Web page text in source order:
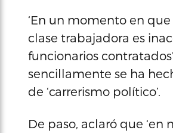
‘En un momento en
clase trabajadora es
funcionarios
sencillamente se ha
de ‘carrerismo político’.
De paso, aclaró que